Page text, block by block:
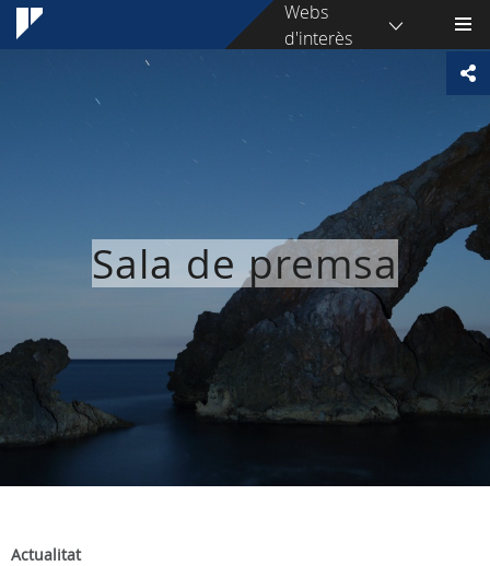
Webs
d'interès
Sala de premsa
Actualitat